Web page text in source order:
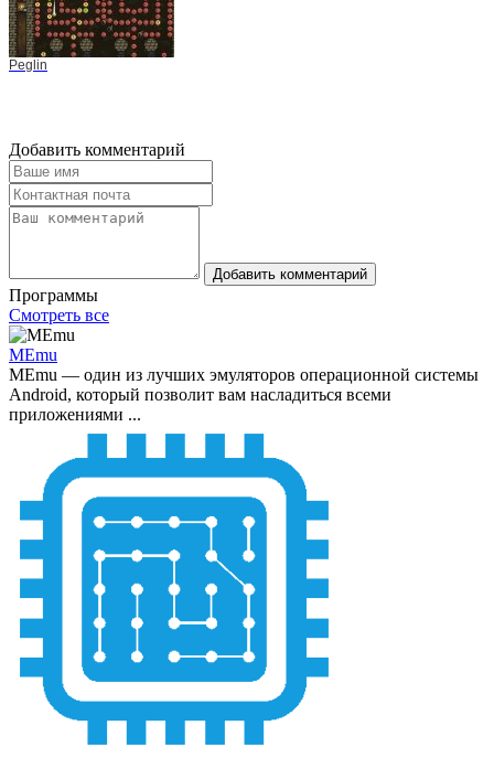
Peglin
Добавить комментарий
Добавить комментарий
Программы
Смотреть все
MEmu
MEmu — один из лучших эмуляторов операционной системы
Android, который позволит вам насладиться всеми
приложениями ...